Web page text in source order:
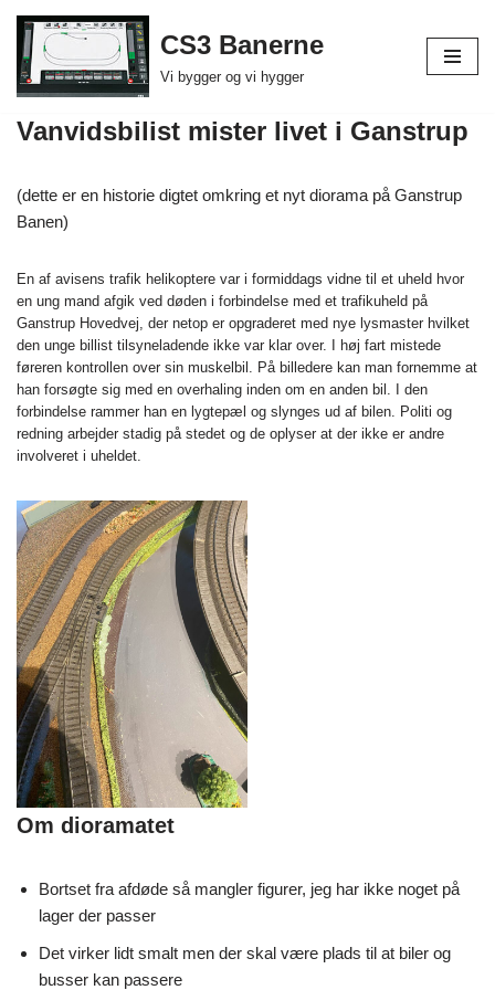
Spring
til
CS3 Banerne
Vi bygger og vi hygger
Vanvidsbilist mister livet i Ganstrup
(dette er en historie digtet omkring et nyt diorama på Ganstrup
Banen)
En af avisens trafik helikoptere var i formiddags vidne til et uheld hvor
en ung mand afgik ved døden i forbindelse med et trafikuheld på
Ganstrup Hovedvej, der netop er opgraderet med nye lysmaster hvilket
den unge billist tilsyneladende ikke var klar over. I høj fart mistede
føreren kontrollen over sin muskelbil. På billedere kan man fornemme at
han forsøgte sig med en overhaling inden om en anden bil. I den
forbindelse rammer han en lygtepæl og slynges ud af bilen. Politi og
redning arbejder stadig på stedet og de oplyser at der ikke er andre
involveret i uheldet.
Om dioramatet
Bortset fra afdøde så mangler figurer, jeg har ikke noget på
lager der passer
Det virker lidt smalt men der skal være plads til at biler og
busser kan passere